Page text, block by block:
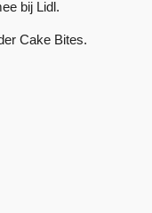
bij Lidl.
Cake Bites.